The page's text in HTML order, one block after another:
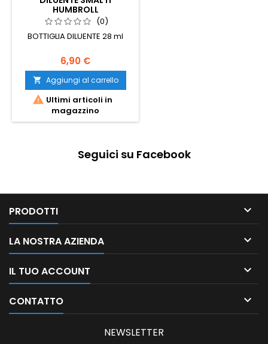
HUMBROLL
(0)
BOTTIGLIA DILUENTE 28 ml
6,90 €
 Aggiungi al carrello
 Ultimi articoli in
magazzino
Seguici su Facebook
PRODOTTI 
LA NOSTRA AZIENDA 
IL TUO ACCOUNT 
CONTATTO 
NEWSLETTER